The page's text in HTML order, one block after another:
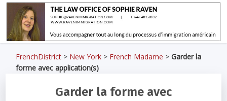
FrenchDistrict > New York > French Madame >Garder la
forme avec application(s)
Garder la forme avec